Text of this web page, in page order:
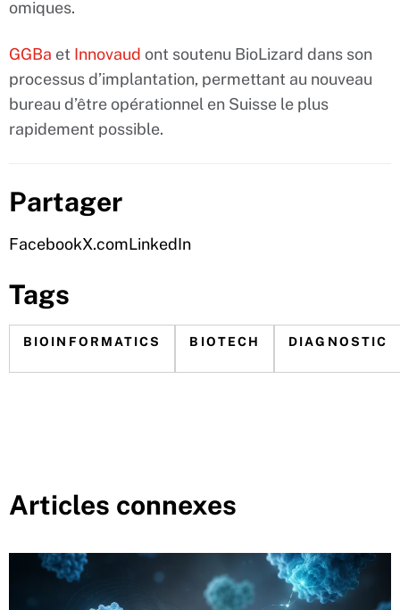
omiques.
GGBa et Innovaud ont soutenu BioLizard dans son
processus d’implantation, permettant au nouveau
bureau d’être opérationnel en Suisse le plus
rapidement possible.
Partager
FacebookX.comLinkedIn
Tags
BIOINFORMATICS BIOTECH DIAGNOSTIC
Articles connexes